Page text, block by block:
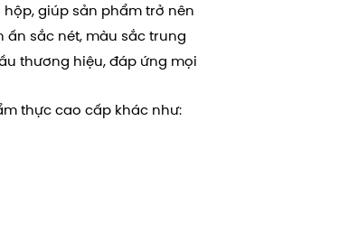
giúp sản phẩm trở nên
ấn sắc nét, màu sắc trung
thương hiệu, đáp ứng mọi
thực cao cấp khác như: